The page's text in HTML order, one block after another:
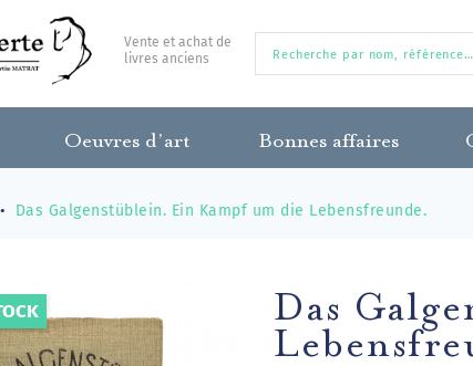
Vente et achat de
livres anciens
Oeuvres d’art Bonnes affaires
Das Galgenstüblein. Ein Kampf um die Lebensfreunde.
Das